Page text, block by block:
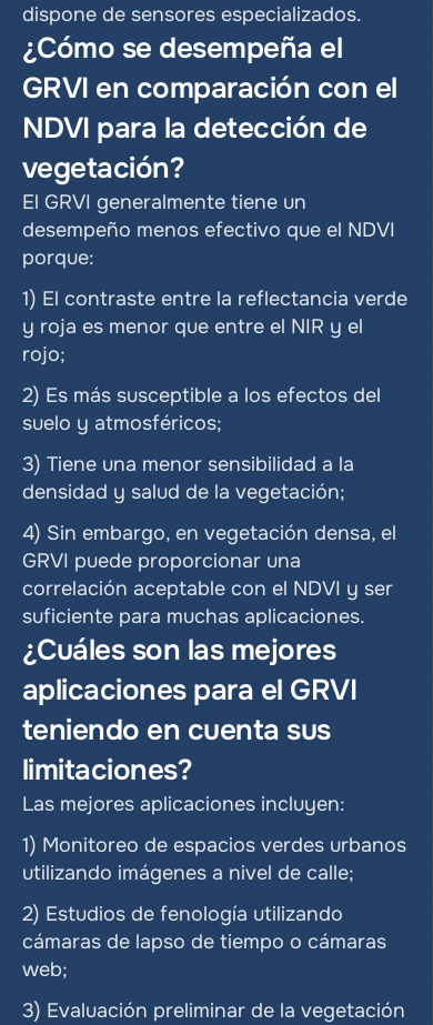
dispone de sensores especializados.
¿Cómo se desempeña el
GRVI en comparación con el
NDVI para la detección de
vegetación?
El GRVI generalmente tiene un
desempeño menos efectivo que el NDVI
porque:
1) El contraste entre la reflectancia verde
y roja es menor que entre el NIR y el
rojo;
2) Es más susceptible a los efectos del
suelo y atmosféricos;
3) Tiene una menor sensibilidad a la
densidad y salud de la vegetación;
4) Sin embargo, en vegetación densa, el
GRVI puede proporcionar una
correlación aceptable con el NDVI y ser
suficiente para muchas aplicaciones.
¿Cuáles son las mejores
aplicaciones para el GRVI
teniendo en cuenta sus
limitaciones?
Las mejores aplicaciones incluyen:
1) Monitoreo de espacios verdes urbanos
utilizando imágenes a nivel de calle;
2) Estudios de fenología utilizando
cámaras de lapso de tiempo o cámaras
web;
3) Evaluación preliminar de la vegetación